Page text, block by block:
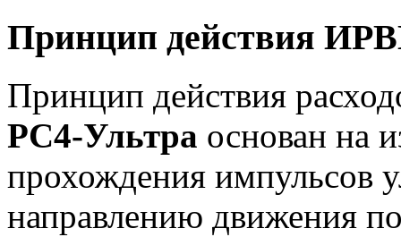
Принцип действия
Принцип действия
РС4-Ультра основан на
прохождения импульсов
направлению движения